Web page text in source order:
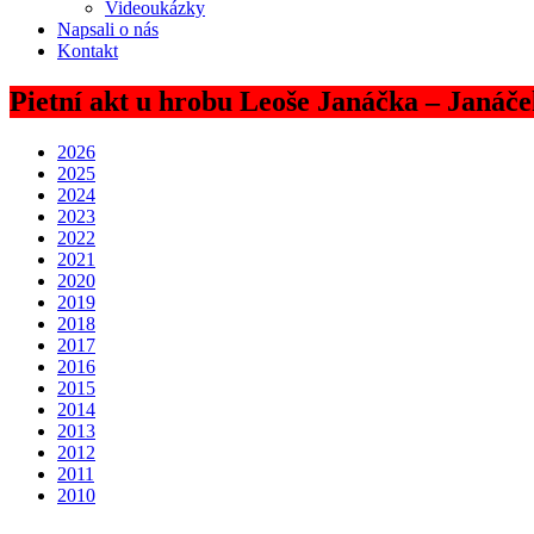
Videoukázky
Napsali o nás
Kontakt
Pietní akt u hrobu Leoše Janáčka –
2026
2025
2024
2023
2022
2021
2020
2019
2018
2017
2016
2015
2014
2013
2012
2011
2010